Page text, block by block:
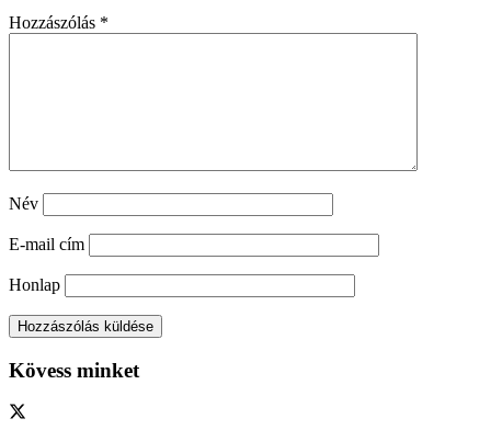
Hozzászólás *
Név
E-mail cím
Honlap
Kövess minket